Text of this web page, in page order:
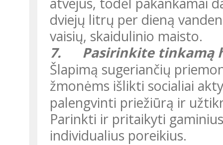
dviejų litrų per dieną
vaisių, skaidulinio maisto.
Pasirinkite tinkamą
Šlapimą sugeriančių priemonių paskirtis – padėti aktyviems
žmonėms išlikti socialiai
palengvinti priežiūrą ir
Parinkti ir pritaikyti
individualius poreikius.